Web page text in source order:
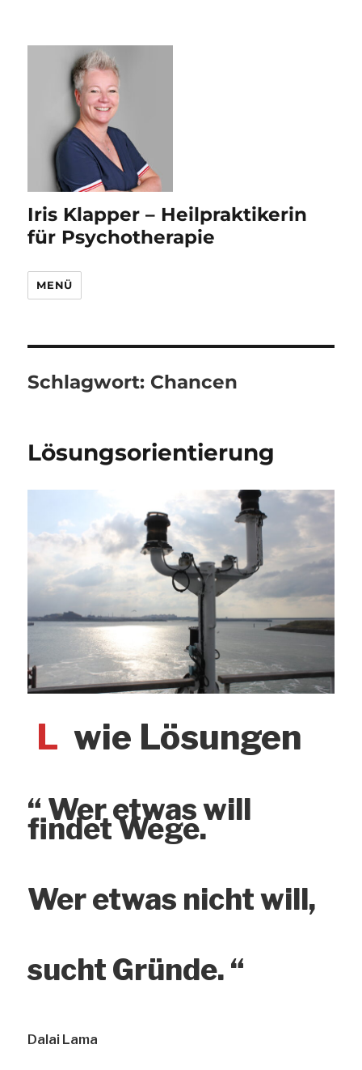
Iris Klapper – Heilpraktikerin
für Psychotherapie
MENÜ
Schlagwort: Chancen
Lösungsorientierung
L wie Lösungen
“ Wer etwas will
findet Wege.
Wer etwas nicht will,
sucht Gründe. “
Dalai Lama